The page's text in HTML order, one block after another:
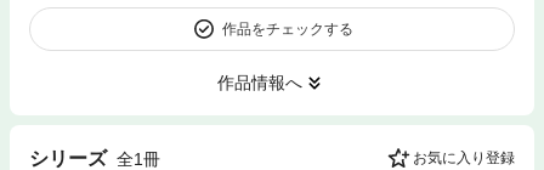
作品をチェックする
作品情報へ
シリーズ 全1冊 お気に入り登録